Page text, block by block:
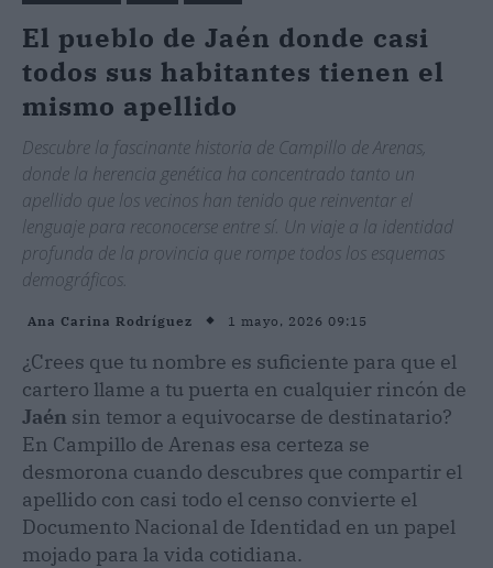
El pueblo de Jaén donde casi
todos sus habitantes tienen el
mismo apellido
Descubre la fascinante historia de Campillo de Arenas,
donde la herencia genética ha concentrado tanto un
apellido que los vecinos han tenido que reinventar el
lenguaje para reconocerse entre sí. Un viaje a la identidad
profunda de la provincia que rompe todos los esquemas
demográficos.
Ana Carina Rodríguez 1 mayo, 2026 09:15
¿Crees que tu nombre es suficiente para que el
cartero llame a tu puerta en cualquier rincón de
Jaén sin temor a equivocarse de destinatario?
En Campillo de Arenas esa certeza se
desmorona cuando descubres que compartir el
apellido con casi todo el censo convierte el
Documento Nacional de Identidad en un papel
mojado para la vida cotidiana.